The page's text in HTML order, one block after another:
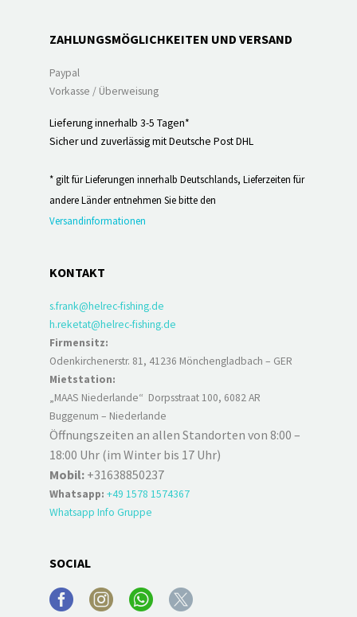
ZAHLUNGSMÖGLICHKEITEN UND VERSAND
Paypal
Vorkasse / Überweisung
Lieferung innerhalb 3-5 Tagen*
Sicher und zuverlässig mit Deutsche Post DHL
* gilt für Lieferungen innerhalb Deutschlands, Lieferzeiten für
andere Länder entnehmen Sie bitte den
Versandinformationen
KONTAKT
s.frank@helrec-fishing.de
h.reketat@helrec-fishing.de
Firmensitz:
Odenkirchenerstr. 81, 41236 Mönchengladbach – GER
Mietstation:
„MAAS Niederlande“ Dorpsstraat 100, 6082 AR
Buggenum – Niederlande
Öffnungszeiten an allen Standorten von 8:00 –
18:00 Uhr (im Winter bis 17 Uhr)
Mobil: +31638850237
Whatsapp: +49 1578 1574367
Whatsapp Info Gruppe
SOCIAL